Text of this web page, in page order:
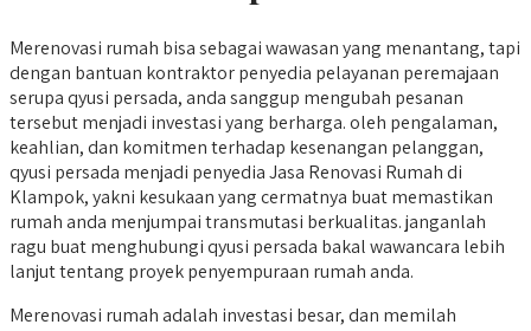
Merenovasi rumah bisa sebagai wawasan yang menantang, tapi
dengan bantuan kontraktor penyedia pelayanan peremajaan
serupa qyusi persada, anda sanggup mengubah pesanan
tersebut menjadi investasi yang berharga. oleh pengalaman,
keahlian, dan komitmen terhadap kesenangan pelanggan,
qyusi persada menjadi penyedia Jasa Renovasi Rumah di
Klampok, yakni kesukaan yang cermatnya buat memastikan
rumah anda menjumpai transmutasi berkualitas. janganlah
ragu buat menghubungi qyusi persada bakal wawancara lebih
lanjut tentang proyek penyempuraan rumah anda.
Merenovasi rumah adalah investasi besar, dan memilah